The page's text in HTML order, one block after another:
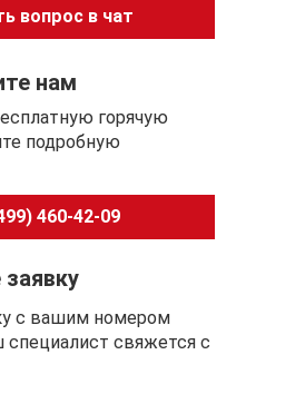
вопрос в чат
нам
горячую
подробную
460-42-09
с вашим номером
специалист свяжется с